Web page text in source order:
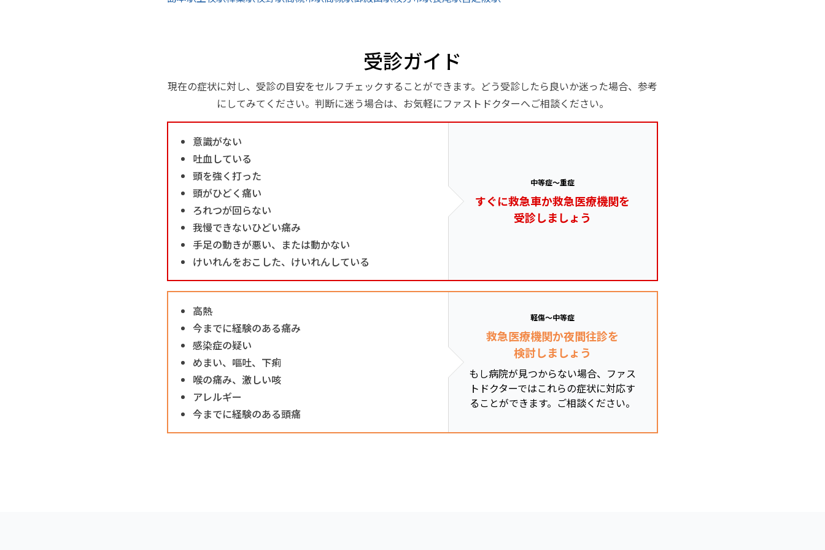
受診ガイド
現在の症状に対し、受診の目安をセルフチェックすることができます。どう受診したら良いか迷った場合、参考
にしてみてください。判断に迷う場合は、お気軽にファストドクターへご相談ください。
意識がない
吐血している
頭を強く打った
頭がひどく痛い
ろれつが回らない
我慢できないひどい痛み
手足の動きが悪い、または動かない
けいれんをおこした、けいれんしている
中等症～重症
すぐに救急車か救急医療機関を
受診しましょう
高熱
今までに経験のある痛み
感染症の疑い
めまい、嘔吐、下痢
喉の痛み、激しい咳
アレルギー
今までに経験のある頭痛
軽傷～中等症
救急医療機関か夜間往診を
検討しましょう
もし病院が見つからない場合、ファス
トドクターではこれらの症状に対応す
ることができます。ご相談ください。